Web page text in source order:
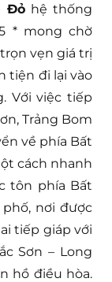
Đỏhệ thống
* mong chờ
vẹn giá trị
tiện đi lại vào
Với việc tiếp
Trảng Bom
về phía Bất
cách nhanh
tôn phía Bất
nơi được
tiếp giáp với
Sơn – Long
hồ điều hòa.